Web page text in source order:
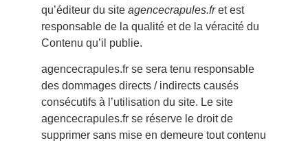
qu’éditeur du site agencecrapules.fret est
responsable de la qualité et de la véracité du
Contenu qu’il publie.
agencecrapules.fr se sera tenu responsable
des dommages directs / indirects causés
consécutifs à l’utilisation du site. Le site
agencecrapules.fr se réserve le droit de
supprimer sans mise en demeure tout contenu